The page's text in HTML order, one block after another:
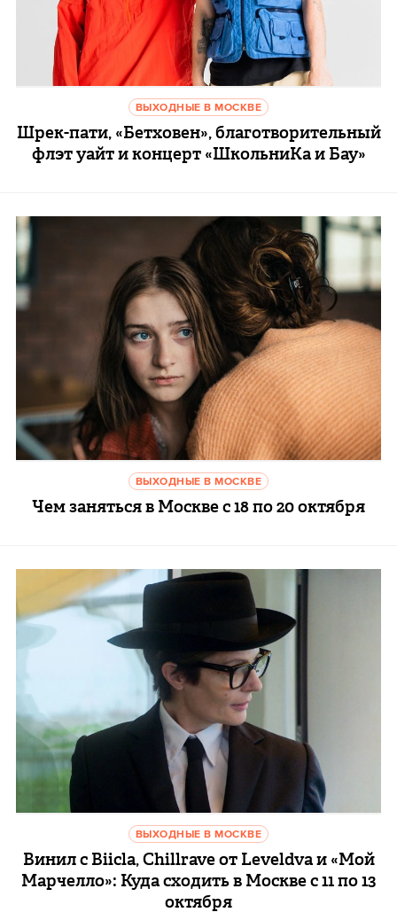
ВЫХОДНЫЕ В МОСКВЕ
Шрек-пати, «Бетховен», благотворительный
флэт уайт и концерт «ШкольниКа и Бау»
ВЫХОДНЫЕ В МОСКВЕ
Чем заняться в Москве с 18 по 20 октября
ВЫХОДНЫЕ В МОСКВЕ
Винил с Biicla, Chillrave от Leveldva и «Мой
Марчелло»: Куда сходить в Москве с 11 по 13
октября